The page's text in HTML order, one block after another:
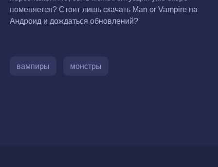
поменяется? Стоит лишь скачать Man or Vampire на
Андроид и дождаться обновлений?
вампиры монстры